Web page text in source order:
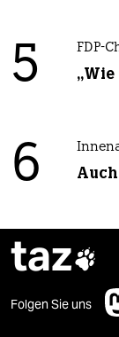
5 FDP-
„Wie
6
taz
Folgen Sie uns